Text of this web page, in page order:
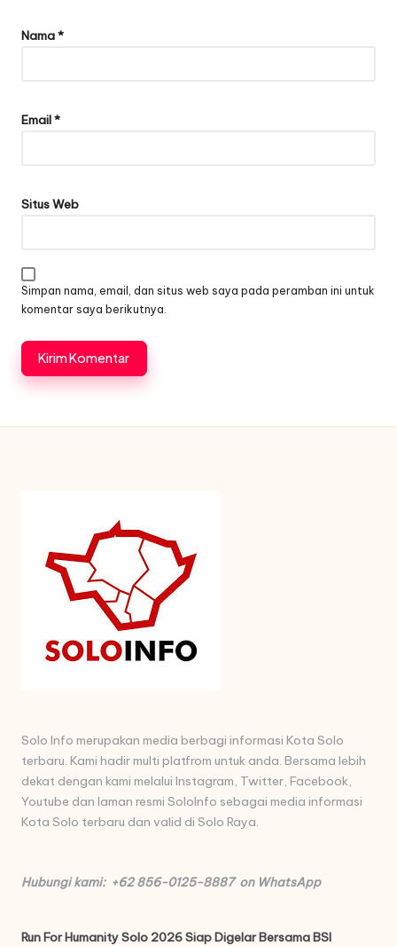
Nama*
Email*
Situs Web
Simpan nama, email, dan situs web saya pada peramban ini untuk
komentar saya berikutnya.
Solo Info merupakan media berbagi informasi Kota Solo
terbaru. Kami hadir multi platfrom untuk anda. Bersama lebih
dekat dengan kami melalui Instagram, Twitter, Facebook,
Youtube dan laman resmi SoloInfo sebagai media informasi
Kota Solo terbaru dan valid di Solo Raya.
Hubungi kami: +62 856-0125-8887 on WhatsApp
Run For Humanity Solo 2026 Siap Digelar Bersama BSI